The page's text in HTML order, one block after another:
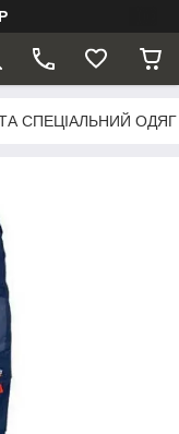
СПЕЦІАЛЬНИЙ ОДЯГ